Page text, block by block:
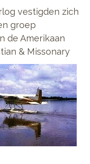
vestigden zich
groep
de Amerikaan
& Missonary